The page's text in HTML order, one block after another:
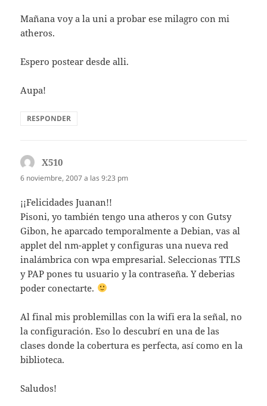
Mañana voy a la uni a probar ese milagro con mi
atheros.
Espero postear desde alli.
Aupa!
RESPONDER
X510
6 noviembre, 2007 a las 9:23 pm
¡¡Felicidades Juanan!!
Pisoni, yo también tengo una atheros y con Gutsy
Gibon, he aparcado temporalmente a Debian, vas al
applet del nm-applet y configuras una nueva red
inalámbrica con wpa empresarial. Seleccionas TTLS
y PAP pones tu usuario y la contraseña. Y deberias
poder conectarte.
Al final mis problemillas con la wifi era la señal, no
la configuración. Eso lo descubrí en una de las
clases donde la cobertura es perfecta, así como en la
biblioteca.
Saludos!